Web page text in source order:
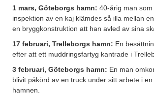
1 mars, Göteborgs hamn: 40-årig man
inspektion av en kaj klämdes så illa mellan
en bryggkonstruktion att han avled av sina
17 februari, Trelleborgs hamn: En
efter att ett muddringsfartyg kantrade i
3 februari, Göteborgs hamn: En man
blivit påkörd av en truck under sitt arbete i
hamnen.